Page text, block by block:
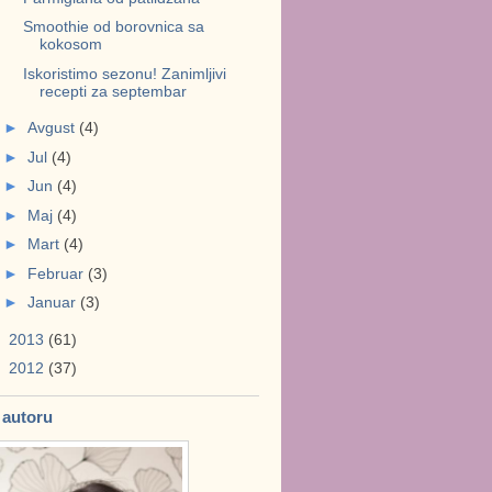
Smoothie od borovnica sa
kokosom
Iskoristimo sezonu! Zanimljivi
recepti za septembar
► Avgust (4)
► Jul (4)
► Jun (4)
► Maj (4)
► Mart (4)
► Februar (3)
► Januar (3)
2013 (61)
2012 (37)